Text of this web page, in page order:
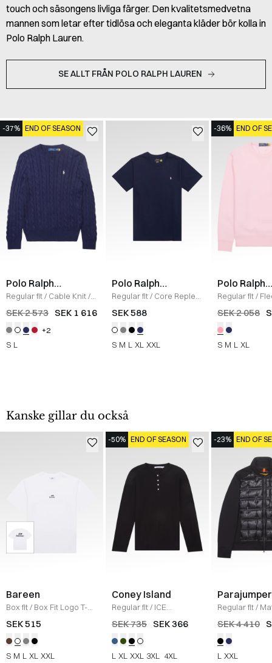
touch och säsongens livliga färger. Den kvalitetsmedvetna
mannen som letar efter tidlösa och eleganta kläder bör kolla in
Polo Ralph Lauren.
SE ALLT FRÅN POLO RALPH LAUREN
-37% END OF SEASON
Polo Ralph
Lauren
Regular fit/ Cable Knit/
NAVY
SEK 2 573 SEK 1 616
+2
S L
Polo Ralph
Lauren
Regular fit/ Core Replen
Logo Tee
SEK 588
S M L XL XXL
-36% END OF
Polo Ralph
Lauren
Regular fit/
Sweatshirt
SEK 2 058
S M L XL
Kanske gillar du också
Bareen
Box fit/ Box Fit Logo T-
shirt /WHITE
SEK 515
S M L XL XXL
-50% END OF SEASON
Coney Island
Regular fit/ ICE
Sweatshirt
/BLACK
SEK 735 SEK 366
L XL XXL 3XL 4XL
-23% END OF
Regular fit/
/ SORT
SEK 4 410
L XXL